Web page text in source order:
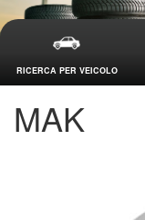
RICERCA PER VEICOLO
MAK